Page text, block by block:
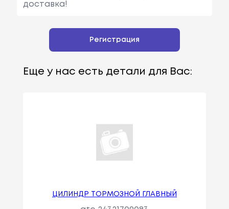
доставка!
Регистрация
Еще у нас есть детали для Вас:
ЦИЛИНДР ТОРМОЗНОЙ ГЛАВНЫЙ